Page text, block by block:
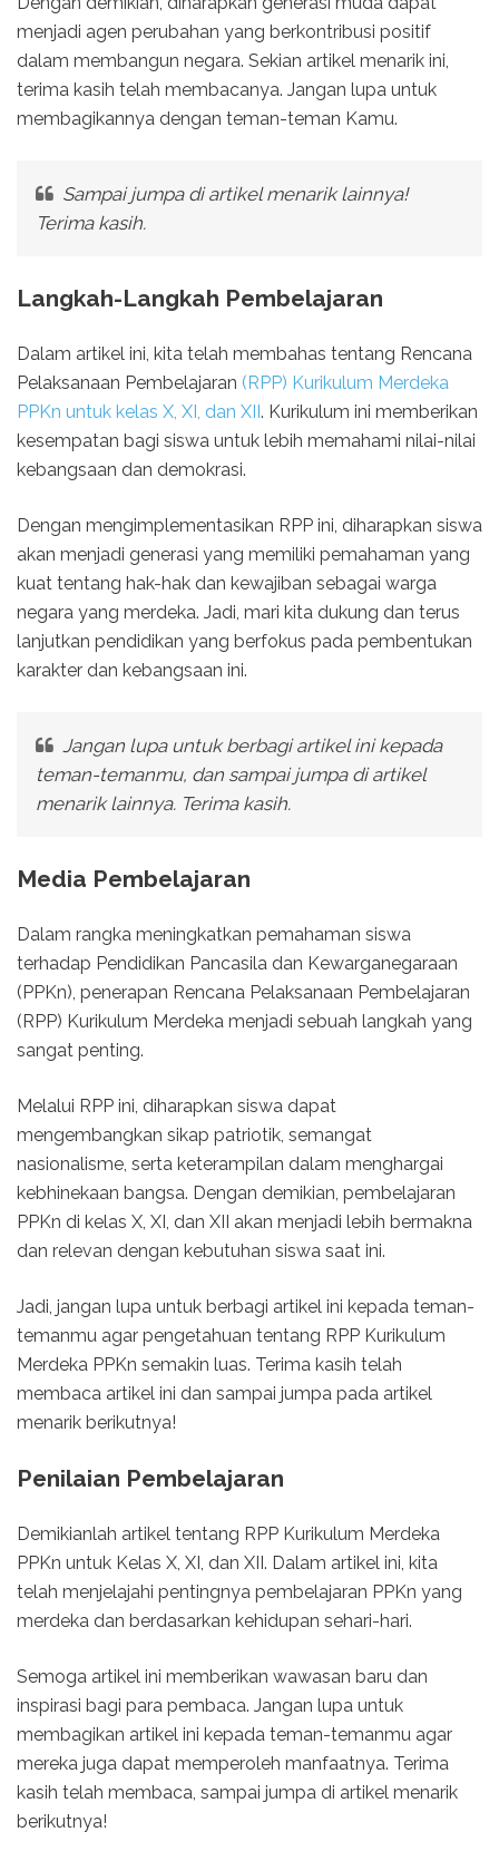
menjadi agen perubahan yang berkontribusi positif
dalam membangun negara. Sekian artikel menarik ini,
terima kasih telah membacanya. Jangan lupa untuk
membagikannya dengan teman-teman Kamu.
Sampai jumpa di artikel menarik lainnya!
Terima kasih.
Langkah-Langkah Pembelajaran
Dalam artikel ini, kita telah membahas tentang Rencana
Pelaksanaan Pembelajaran (RPP) Kurikulum Merdeka
PPKn untuk kelas X, XI, dan XII. Kurikulum ini memberikan
kesempatan bagi siswa untuk lebih memahami nilai-nilai
kebangsaan dan demokrasi.
Dengan mengimplementasikan RPP ini, diharapkan siswa
akan menjadi generasi yang memiliki pemahaman yang
kuat tentang hak-hak dan kewajiban sebagai warga
negara yang merdeka. Jadi, mari kita dukung dan terus
lanjutkan pendidikan yang berfokus pada pembentukan
karakter dan kebangsaan ini.
Jangan lupa untuk berbagi artikel ini kepada
teman-temanmu, dan sampai jumpa di artikel
menarik lainnya. Terima kasih.
Media Pembelajaran
Dalam rangka meningkatkan pemahaman siswa
terhadap Pendidikan Pancasila dan Kewarganegaraan
(PPKn), penerapan Rencana Pelaksanaan Pembelajaran
(RPP) Kurikulum Merdeka menjadi sebuah langkah yang
sangat penting.
Melalui RPP ini, diharapkan siswa dapat
mengembangkan sikap patriotik, semangat
nasionalisme, serta keterampilan dalam menghargai
kebhinekaan bangsa. Dengan demikian, pembelajaran
PPKn di kelas X, XI, dan XII akan menjadi lebih bermakna
dan relevan dengan kebutuhan siswa saat ini.
Jadi, jangan lupa untuk berbagi artikel ini kepada teman-
temanmu agar pengetahuan tentang RPP Kurikulum
Merdeka PPKn semakin luas. Terima kasih telah
membaca artikel ini dan sampai jumpa pada artikel
menarik berikutnya!
Penilaian Pembelajaran
Demikianlah artikel tentang RPP Kurikulum Merdeka
PPKn untuk Kelas X, XI, dan XII. Dalam artikel ini, kita
telah menjelajahi pentingnya pembelajaran PPKn yang
merdeka dan berdasarkan kehidupan sehari-hari.
Semoga artikel ini memberikan wawasan baru dan
inspirasi bagi para pembaca. Jangan lupa untuk
membagikan artikel ini kepada teman-temanmu agar
mereka juga dapat memperoleh manfaatnya. Terima
kasih telah membaca, sampai jumpa di artikel menarik
berikutnya!